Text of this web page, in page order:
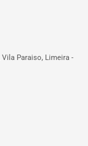
Vila Paraiso, Limeira -